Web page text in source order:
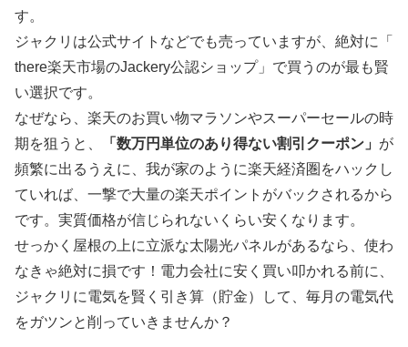
す。
ジャクリは公式サイトなどでも売っていますが、絶対に「
there楽天市場のJackery公認ショップ」で買うのが最も賢
い選択です。
なぜなら、楽天のお買い物マラソンやスーパーセールの時
期を狙うと、
「数万円単位のあり得ない割引クーポン」 が
頻繁に出るうえに、我が家のように楽天経済圏をハックし
ていれば、一撃で大量の楽天ポイントがバックされるから
です。実質価格が信じられないくらい安くなります。
せっかく屋根の上に立派な太陽光パネルがあるなら、使わ
なきゃ絶対に損です！電力会社に安く買い叩かれる前に、
ジャクリに電気を賢く引き算（貯金）して、毎月の電気代
をガツンと削っていきませんか？